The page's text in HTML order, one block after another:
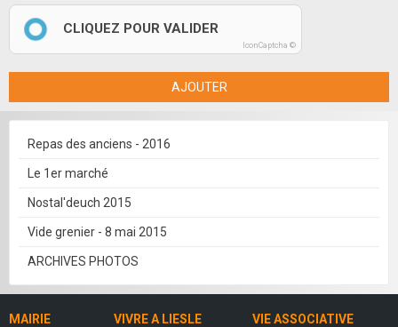
CLIQUEZ POUR VALIDER
IconCaptcha ©
AJOUTER
Repas des anciens - 2016
Le 1er marché
Nostal'deuch 2015
Vide grenier - 8 mai 2015
ARCHIVES PHOTOS
MAIRIE VIVRE A LIESLE VIE ASSOCIATIVE